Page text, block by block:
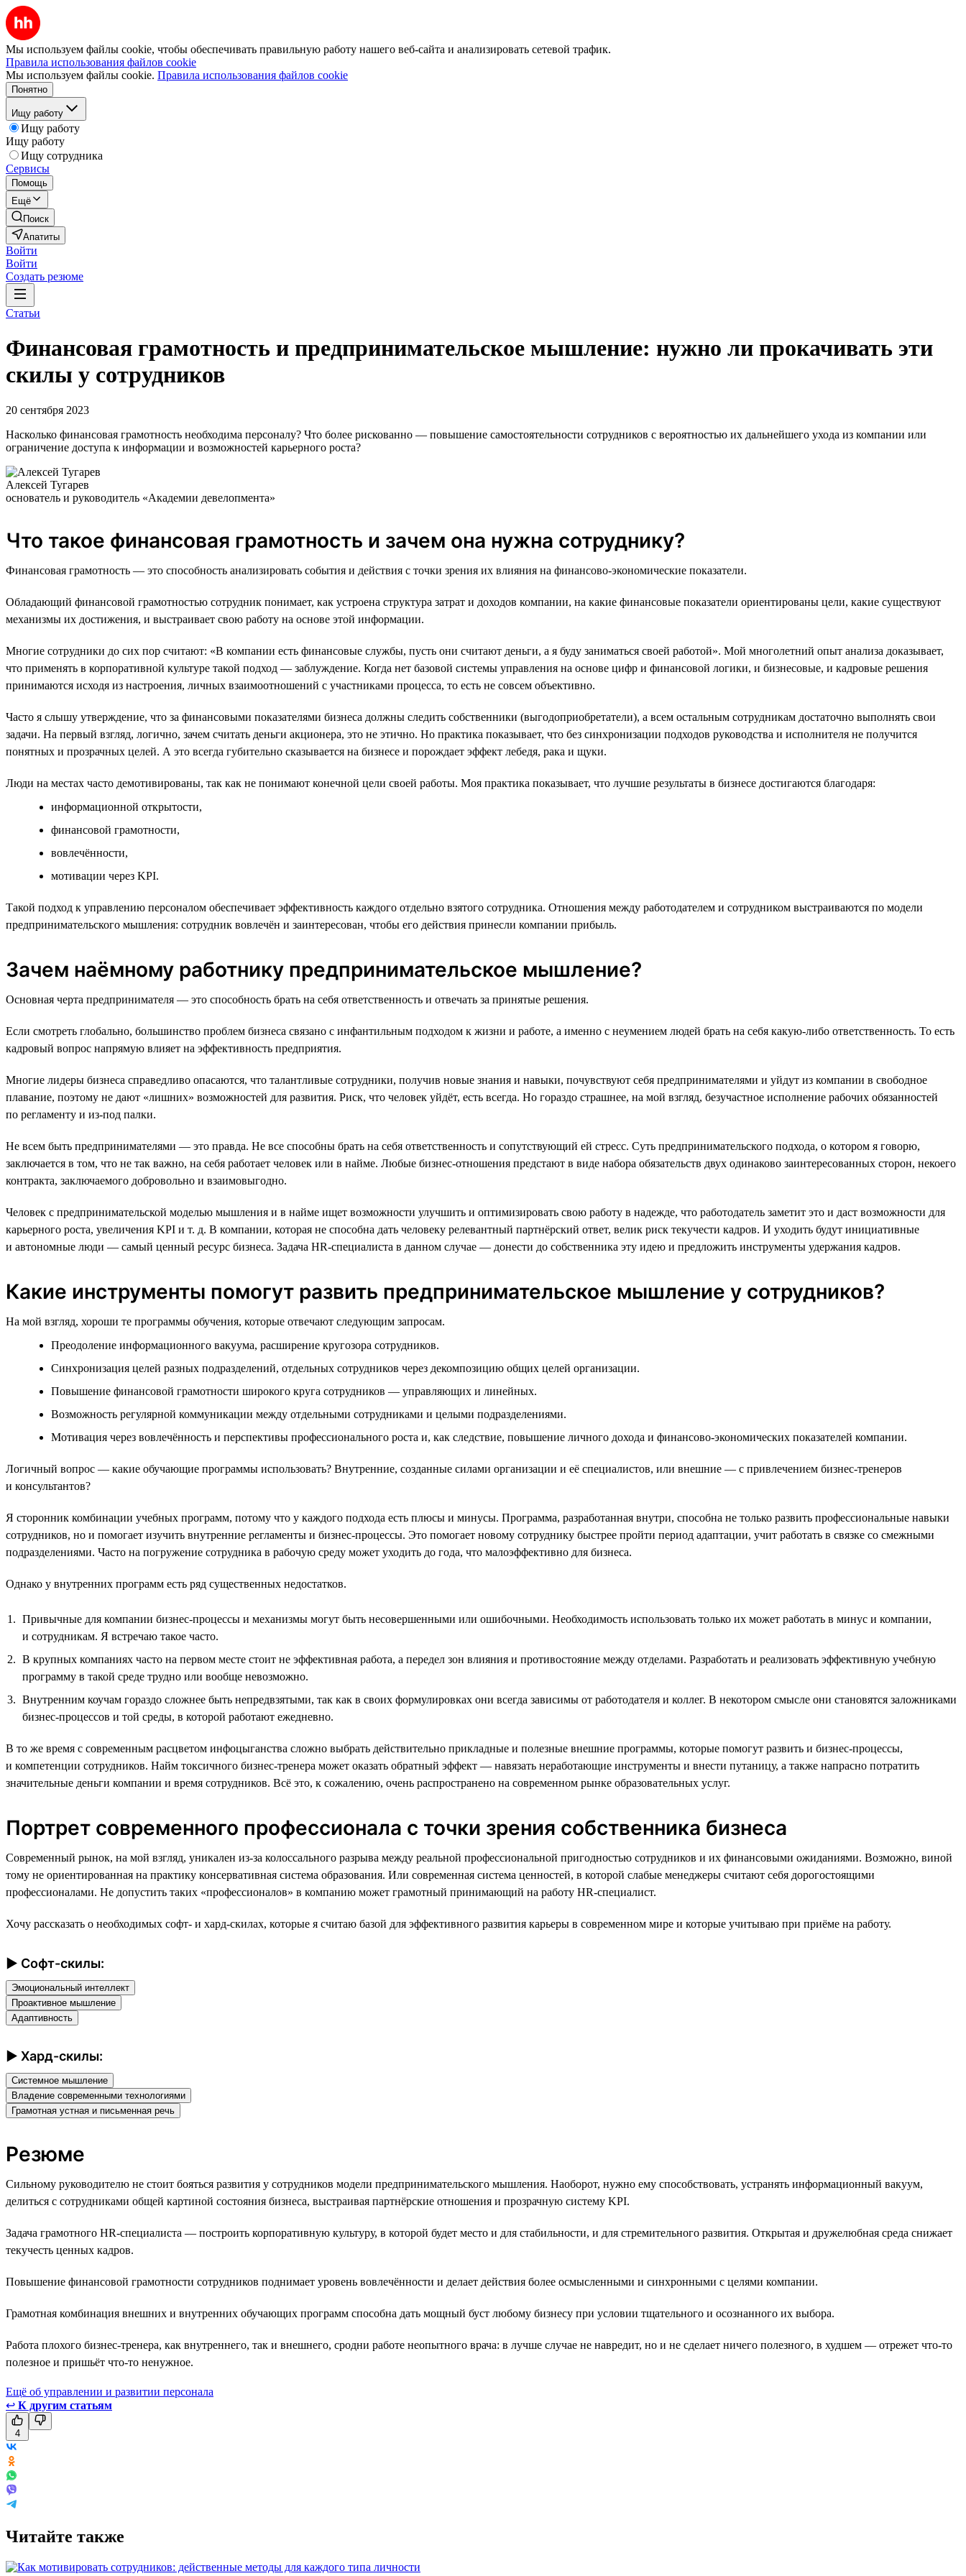
Мы используем файлы cookie, чтобы обеспечивать правильную работу нашего веб-сайта и анализировать сетевой трафик.
Правила использования файлов cookie
Мы используем файлы cookie. Правила использования файлов cookie
Понятно
Ищу работу
Ищу работу
Ищу работу
Ищу сотрудника
Сервисы
Помощь
Ещё
Поиск
Апатиты
Войти
Войти
Создать резюме
Статьи
Финансовая грамотность и предпринимательское мышление: нужно ли прокачивать эти
скилы у сотрудников
20 сентября 2023
Насколько финансовая грамотность необходима персоналу? Что более рискованно — повышение самостоятельности сотрудников с вероятностью их дальнейшего ухода из компании или
ограничение доступа к информации и возможностей карьерного роста?
Алексей Тугарев
основатель и руководитель «Академии девелопмента»
Что такое финансовая грамотность и зачем она нужна сотруднику?
Финансовая грамотность — это способность анализировать события и действия с точки зрения их влияния на финансово-экономические показатели.
Обладающий финансовой грамотностью сотрудник понимает, как устроена структура затрат и доходов компании, на какие финансовые показатели ориентированы цели, какие существуют
механизмы их достижения, и выстраивает свою работу на основе этой информации.
Многие сотрудники до сих пор считают: «В компании есть финансовые службы, пусть они считают деньги, а я буду заниматься своей работой». Мой многолетний опыт анализа доказывает,
что применять в корпоративной культуре такой подход — заблуждение. Когда нет базовой системы управления на основе цифр и финансовой логики, и бизнесовые, и кадровые решения
принимаются исходя из настроения, личных взаимоотношений с участниками процесса, то есть не совсем объективно.
Часто я слышу утверждение, что за финансовыми показателями бизнеса должны следить собственники (выгодоприобретатели), а всем остальным сотрудникам достаточно выполнять свои
задачи. На первый взгляд, логично, зачем считать деньги акционера, это не этично. Но практика показывает, что без синхронизации подходов руководства и исполнителя не получится
понятных и прозрачных целей. А это всегда губительно сказывается на бизнесе и порождает эффект лебедя, рака и щуки.
Люди на местах часто демотивированы, так как не понимают конечной цели своей работы. Моя практика показывает, что лучшие результаты в бизнесе достигаются благодаря:
информационной открытости,
финансовой грамотности,
вовлечённости,
мотивации через KPI.
Такой подход к управлению персоналом обеспечивает эффективность каждого отдельно взятого сотрудника. Отношения между работодателем и сотрудником выстраиваются по модели
предпринимательского мышления: сотрудник вовлечён и заинтересован, чтобы его действия принесли компании прибыль.
Зачем наёмному работнику предпринимательское мышление?
Основная черта предпринимателя — это способность брать на себя ответственность и отвечать за принятые решения.
Если смотреть глобально, большинство проблем бизнеса связано с инфантильным подходом к жизни и работе, а именно с неумением людей брать на себя какую-либо ответственность. То есть
кадровый вопрос напрямую влияет на эффективность предприятия.
Многие лидеры бизнеса справедливо опасаются, что талантливые сотрудники, получив новые знания и навыки, почувствуют себя предпринимателями и уйдут из компании в свободное
плавание, поэтому не дают «лишних» возможностей для развития. Риск, что человек уйдёт, есть всегда. Но гораздо страшнее, на мой взгляд, безучастное исполнение рабочих обязанностей
по регламенту и из-под палки.
Не всем быть предпринимателями — это правда. Не все способны брать на себя ответственность и сопутствующий ей стресс. Суть предпринимательского подхода, о котором я говорю,
заключается в том, что не так важно, на себя работает человек или в найме. Любые бизнес-отношения предстают в виде набора обязательств двух одинаково заинтересованных сторон, некоего
контракта, заключаемого добровольно и взаимовыгодно.
Человек с предпринимательской моделью мышления и в найме ищет возможности улучшить и оптимизировать свою работу в надежде, что работодатель заметит это и даст возможности для
карьерного роста, увеличения KPI и т. д. В компании, которая не способна дать человеку релевантный партнёрский ответ, велик риск текучести кадров. И уходить будут инициативные
и автономные люди — самый ценный ресурс бизнеса. Задача HR-специалиста в данном случае — донести до собственника эту идею и предложить инструменты удержания кадров.
Какие инструменты помогут развить предпринимательское мышление у сотрудников?
На мой взгляд, хороши те программы обучения, которые отвечают следующим запросам.
Преодоление информационного вакуума, расширение кругозора сотрудников.
Синхронизация целей разных подразделений, отдельных сотрудников через декомпозицию общих целей организации.
Повышение финансовой грамотности широкого круга сотрудников — управляющих и линейных.
Возможность регулярной коммуникации между отдельными сотрудниками и целыми подразделениями.
Мотивация через вовлечённость и перспективы профессионального роста и, как следствие, повышение личного дохода и финансово-экономических показателей компании.
Логичный вопрос — какие обучающие программы использовать? Внутренние, созданные силами организации и её специалистов, или внешние — с привлечением бизнес-тренеров
и консультантов?
Я сторонник комбинации учебных программ, потому что у каждого подхода есть плюсы и минусы. Программа, разработанная внутри, способна не только развить профессиональные навыки
сотрудников, но и помогает изучить внутренние регламенты и бизнес-процессы. Это помогает новому сотруднику быстрее пройти период адаптации, учит работать в связке со смежными
подразделениями. Часто на погружение сотрудника в рабочую среду может уходить до года, что малоэффективно для бизнеса.
Однако у внутренних программ есть ряд существенных недостатков.
Привычные для компании бизнес-процессы и механизмы могут быть несовершенными или ошибочными. Необходимость использовать только их может работать в минус и компании,
и сотрудникам. Я встречаю такое часто.
В крупных компаниях часто на первом месте стоит не эффективная работа, а передел зон влияния и противостояние между отделами. Разработать и реализовать эффективную учебную
программу в такой среде трудно или вообще невозможно.
Внутренним коучам гораздо сложнее быть непредвзятыми, так как в своих формулировках они всегда зависимы от работодателя и коллег. В некотором смысле они становятся заложниками
бизнес-процессов и той среды, в которой работают ежедневно.
В то же время с современным расцветом инфоцыганства сложно выбрать действительно прикладные и полезные внешние программы, которые помогут развить и бизнес-процессы,
и компетенции сотрудников. Найм токсичного бизнес-тренера может оказать обратный эффект — навязать неработающие инструменты и внести путаницу, а также напрасно потратить
значительные деньги компании и время сотрудников. Всё это, к сожалению, очень распространено на современном рынке образовательных услуг.
Портрет современного профессионала с точки зрения собственника бизнеса
Современный рынок, на мой взгляд, уникален из-за колоссального разрыва между реальной профессиональной пригодностью сотрудников и их финансовыми ожиданиями. Возможно, виной
тому не ориентированная на практику консервативная система образования. Или современная система ценностей, в которой слабые менеджеры считают себя дорогостоящими
профессионалами. Не допустить таких «профессионалов» в компанию может грамотный принимающий на работу HR-специалист.
Хочу рассказать о необходимых софт- и хард-скилах, которые я считаю базой для эффективного развития карьеры в современном мире и которые учитываю при приёме на работу.
► Софт-скилы:
Эмоциональный интеллект
Проактивное мышление
Адаптивность
► Хард-скилы:
Системное мышление
Владение современными технологиями
Грамотная устная и письменная речь
Резюме
Сильному руководителю не стоит бояться развития у сотрудников модели предпринимательского мышления. Наоборот, нужно ему способствовать, устранять информационный вакуум,
делиться с сотрудниками общей картиной состояния бизнеса, выстраивая партнёрские отношения и прозрачную систему KPI.
Задача грамотного HR-специалиста — построить корпоративную культуру, в которой будет место и для стабильности, и для стремительного развития. Открытая и дружелюбная среда снижает
текучесть ценных кадров.
Повышение финансовой грамотности сотрудников поднимает уровень вовлечённости и делает действия более осмысленными и синхронными с целями компании.
Грамотная комбинация внешних и внутренних обучающих программ способна дать мощный буст любому бизнесу при условии тщательного и осознанного их выбора.
Работа плохого бизнес-тренера, как внутреннего, так и внешнего, сродни работе неопытного врача: в лучше случае не навредит, но и не сделает ничего полезного, в худшем — отрежет что-то
полезное и пришьёт что-то ненужное.
Ещё об управлении и развитии персонала
↩ К другим статьям
4
Читайте также